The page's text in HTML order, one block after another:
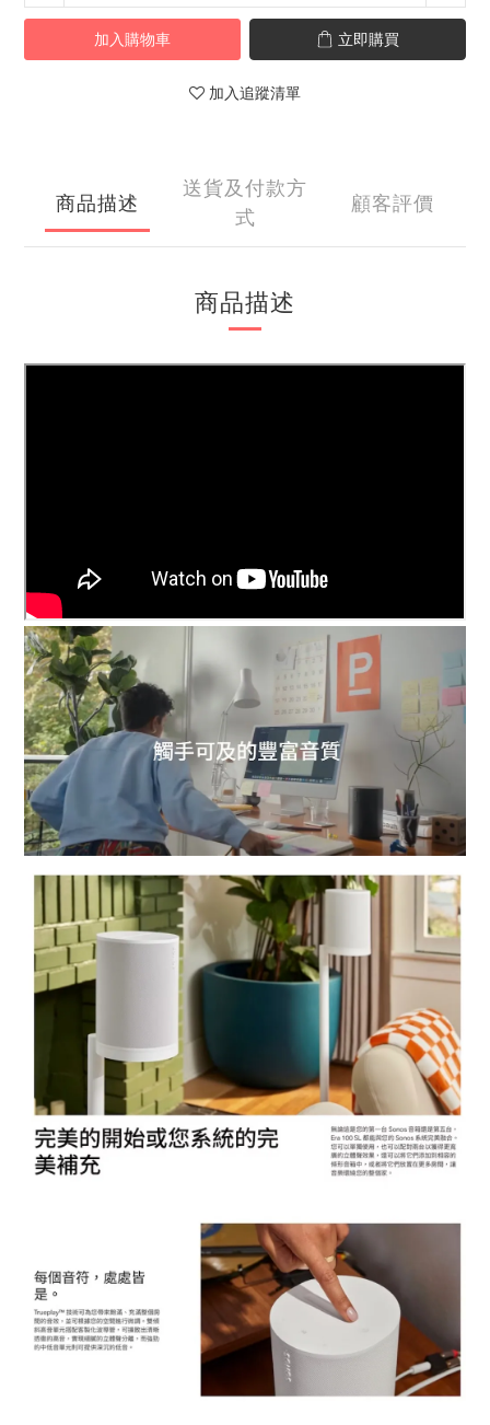
加入購物車 立即購買
加入追蹤清單
商品描述
送貨及付款方
式
顧客評價
商品描述